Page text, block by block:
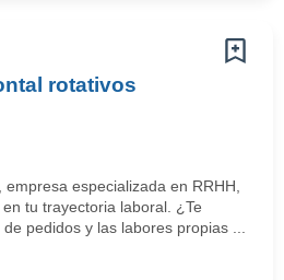
rotativos
especializada en RRHH,
tu trayectoria laboral. ¿Te
pedidos y las labores propias ...